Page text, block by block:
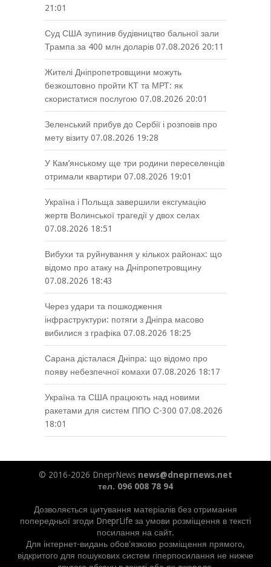
21:01
Суд США зупинив будівництво бальної зали
Трампа за 400 млн доларів 07.08.2026 20:11
Жителі Дніпропетровщини можуть
безкоштовно пройти КТ та МРТ: як
скористатися послугою 07.08.2026 20:01
Зеленський прибув до Сербії і розповів про
мету візиту 07.08.2026 19:28
У Кам’янському ще три родини переселенців
отримали квартири 07.08.2026 19:01
Україна і Польща завершили ексгумацію
жертв Волинської трагедії у двох селах
07.08.2026 18:51
Вибухи та руйнування у кількох районах: що
відомо про атаку на Дніпропетровщину
07.08.2026 18:43
Через удари та пошкодження
інфраструктури: потяги з Дніпра масово
вибилися з графіка 07.08.2026 18:25
Сарана дісталася Дніпра: що відомо про
появу небезпечної комахи 07.08.2026 18:17
Україна та США працюють над новими
ракетами для систем ППО С-300 07.08.2026
18:01
© 2016-2026 DneprNews news@dneprnews.net
тел. 096 008 78 94
Дозволяється цитування матеріалів без отримання
попередньої згоди DneprLife за умови розміщення в тексті
посилання на сайт.
Для інтернет-видань обов'язково розміщення прямого,
відкритого для пошукових систем гіперпосилання не нижче